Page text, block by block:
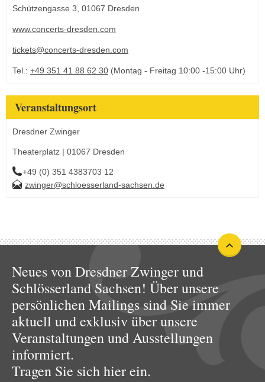
Schützengasse 3, 01067 Dresden
www.concerts-dresden.com
tickets@concerts-dresden.com
Tel.: +49 351 41 88 62 30 (Montag - Freitag 10:00 -15:00 Uhr)
Veranstaltungsort
Dresdner Zwinger
Theaterplatz | 01067 Dresden
+49 (0) 351 4383703 12
zwinger@schloesserland-sachsen.de
Neues von Dresdner Zwinger und
Schlösserland Sachsen! Über unsere
persönlichen Mailings sind Sie immer
aktuell und exklusiv über unsere
Veranstaltungen und Ausstellungen
informiert.
Tragen Sie sich hier ein.